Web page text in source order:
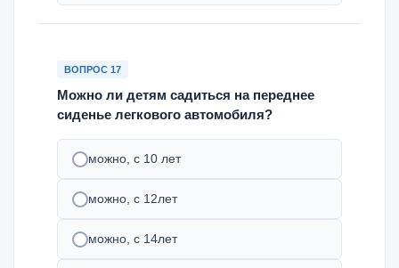
ВОПРОС 17
Можно ли детям садиться на переднее
сиденье легкового автомобиля?
можно, с 10 лет
можно, с 12лет
можно, с 14лет